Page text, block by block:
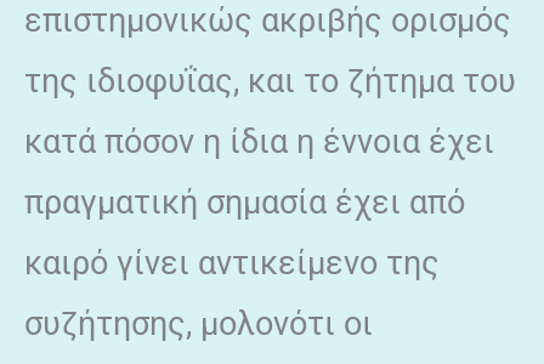
επιστημονικώς ακριβής ορισμός
της ιδιοφυΐας, και το ζήτημα του
κατά πόσον η ίδια η έννοια έχει
πραγματική σημασία έχει από
καιρό γίνει αντικείμενο της
συζήτησης, μολονότι οι